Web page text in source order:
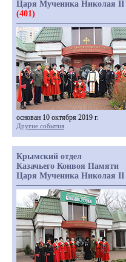
Царя Мученика Николая II
(401)
основан 10 октября 2019 г.
Другие события
Крымский отдел
Казачьего Конвоя Памяти
Царя Мученика Николая II